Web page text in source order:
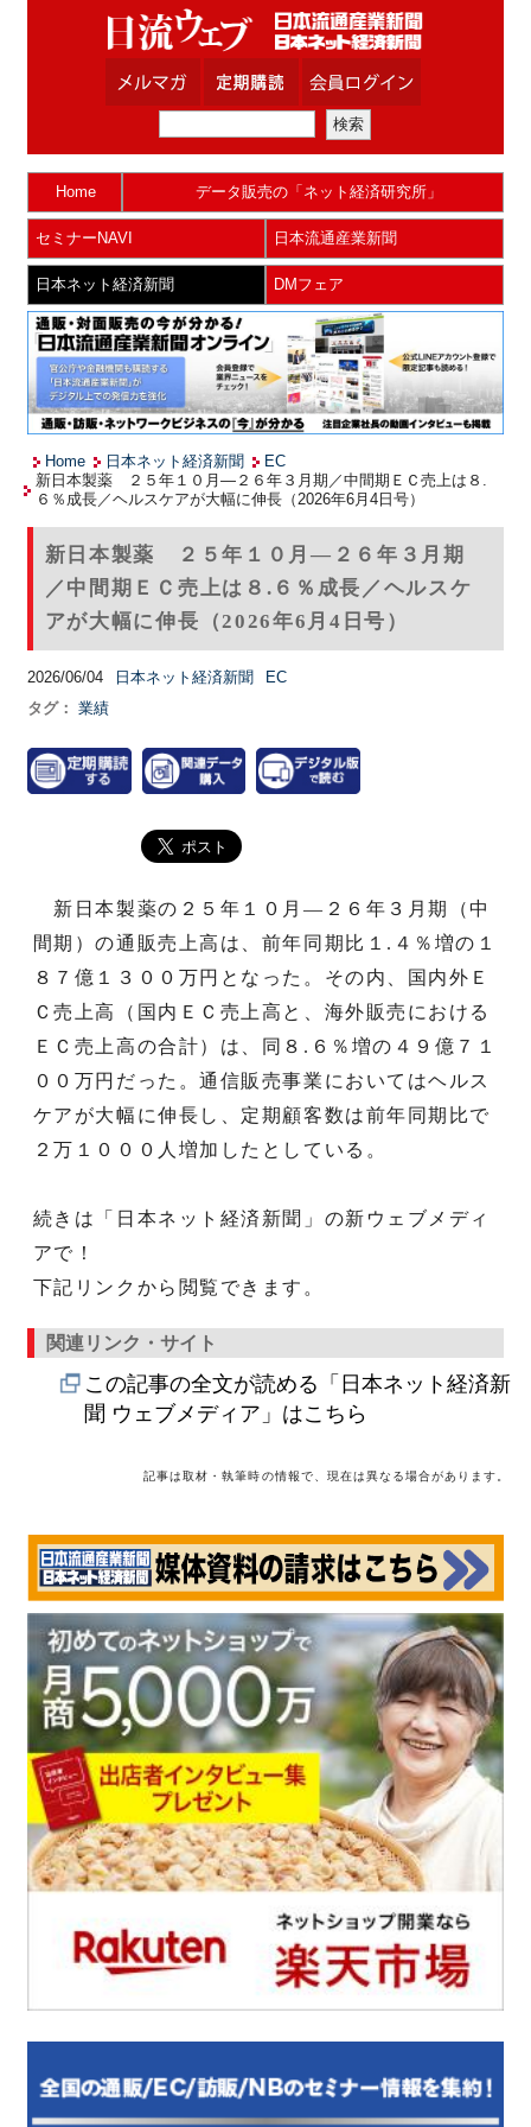
Home データ販売の「ネット経済研究所」
セミナーNAVI 日本流通産業新聞
日本ネット経済新聞 DMフェア
Home 日本ネット経済新聞
EC
新日本製薬 ２５年１０月―２６年３月期／中間期ＥＣ売上は８.
６％成長／ヘルスケアが大幅に伸長（2026年6月4日号）
新日本製薬 ２５年１０月―２６年３月期
／中間期ＥＣ売上は８.６％成長／ヘルスケ
アが大幅に伸長（2026年6月4日号）
2026/06/04 日本ネット経済新聞
EC
タグ： 業績
新日本製薬の２５年１０月―２６年３月期（中
間期）の通販売上高は、前年同期比１.４％増の１
８７億１３００万円となった。その内、国内外Ｅ
Ｃ売上高（国内ＥＣ売上高と、海外販売における
ＥＣ売上高の合計）は、同８.６％増の４９億７１
００万円だった。通信販売事業においてはヘルス
ケアが大幅に伸長し、定期顧客数は前年同期比で
２万１０００人増加したとしている。
続きは「日本ネット経済新聞」の新ウェブメディ
アで！
下記リンクから閲覧できます。
関連リンク・サイト
この記事の全文が読める「日本ネット経済新
聞 ウェブメディア」はこちら
記事は取材・執筆時の情報で、現在は異なる場合があります。